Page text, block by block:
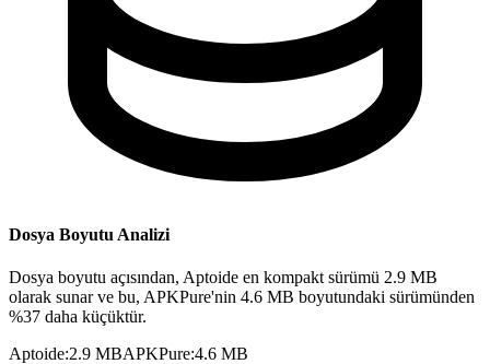
Dosya Boyutu Analizi
Dosya boyutu açısından, Aptoide en kompakt sürümü 2.9 MB
olarak sunar ve bu, APKPure'nin 4.6 MB boyutundaki sürümünden
%37 daha küçüktür.
Aptoide:2.9 MBAPKPure:4.6 MB